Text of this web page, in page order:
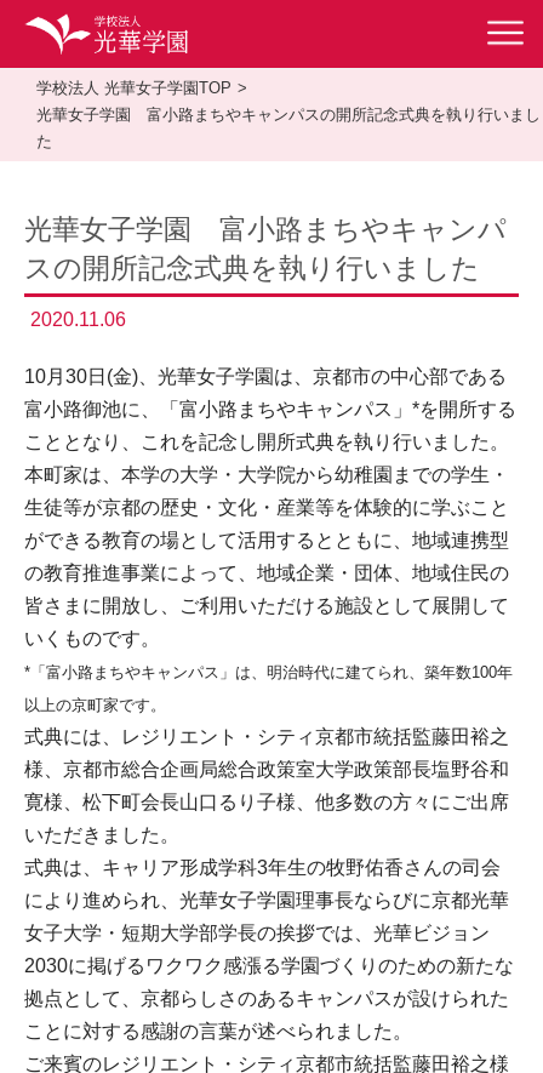
学校法人 光華女子学園TOP
光華女子学園 富小路まちやキャンパスの開所記念式典を執り行いまし
た
光華女子学園 富小路まちやキャンパ
スの開所記念式典を執り行いました
2020.11.06
10月30日(金)、光華女子学園は、京都市の中心部である
富小路御池に、「富小路まちやキャンパス」*を開所する
こととなり、これを記念し開所式典を執り行いました。
本町家は、本学の大学・大学院から幼稚園までの学生・
生徒等が京都の歴史・文化・産業等を体験的に学ぶこと
ができる教育の場として活用するとともに、地域連携型
の教育推進事業によって、地域企業・団体、地域住民の
皆さまに開放し、ご利用いただける施設として展開して
いくものです。
*「富小路まちやキャンパス」は、明治時代に建てられ、築年数100年
以上の京町家です。
式典には、レジリエント・シティ京都市統括監藤田裕之
様、京都市総合企画局総合政策室大学政策部長塩野谷和
寛様、松下町会長山口るり子様、他多数の方々にご出席
いただきました。
式典は、キャリア形成学科3年生の牧野佑香さんの司会
により進められ、光華女子学園理事長ならびに京都光華
女子大学・短期大学部学長の挨拶では、光華ビジョン
2030に掲げるワクワク感漲る学園づくりのための新たな
拠点として、京都らしさのあるキャンパスが設けられた
ことに対する感謝の言葉が述べられました。
ご来賓のレジリエント・シティ京都市統括監藤田裕之様